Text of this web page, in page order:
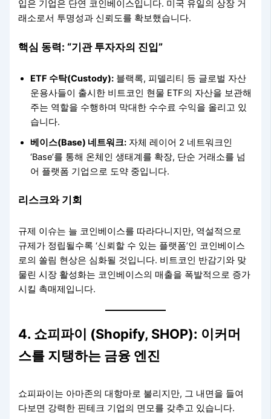
입은 기업은 단연 코인베이스입니다. 미국 유일의 상장 거
래소로서 투명성과 신뢰도를 확보했습니다.
핵심 동력: “기관 투자자의 진입”
ETF 수탁(Custody): 블랙록, 피델리티 등 글로벌 자산
운용사들이 출시한 비트코인 현물 ETF의 자산을 보관해
주는 역할을 수행하며 막대한 수수료 수익을 올리고 있
습니다.
베이스(Base) 네트워크: 자체 레이어 2 네트워크인
‘Base’를 통해 온체인 생태계를 확장, 단순 거래소를 넘
어 플랫폼 기업으로 도약 중입니다.
리스크와 기회
규제 이슈는 늘 코인베이스를 따라다니지만, 역설적으로
규제가 정립될수록 ‘신뢰할 수 있는 플랫폼’인 코인베이스
로의 쏠림 현상은 심화될 것입니다. 비트코인 반감기와 맞
물린 시장 활성화는 코인베이스의 매출을 폭발적으로 증가
시킬 촉매제입니다.
4. 쇼피파이 (Shopify, SHOP): 이커머
스를 지탱하는 금융 엔진
쇼피파이는 아마존의 대항마로 불리지만, 그 내면을 들여
다보면 강력한 핀테크 기업의 면모를 갖추고 있습니다.